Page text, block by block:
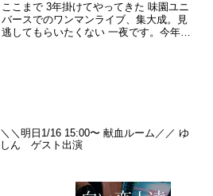
ここまで 3年掛けてやってきた 味園ユニ
バースでのワンマンライブ、集大成。見
逃してもらいたくない 一夜です。今年
＼＼明日1/16 15:00〜 献血ルーム／／ ゆ
しん ゲスト出演